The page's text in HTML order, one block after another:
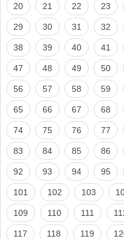
20 21 22 23
29 30 31 32
38 39 40 41
47 48 49 50
56 57 58 59
65 66 67 68
74 75 76 77
83 84 85 86
92 93 94 95
101 102 103
109 110 111
117 118 119